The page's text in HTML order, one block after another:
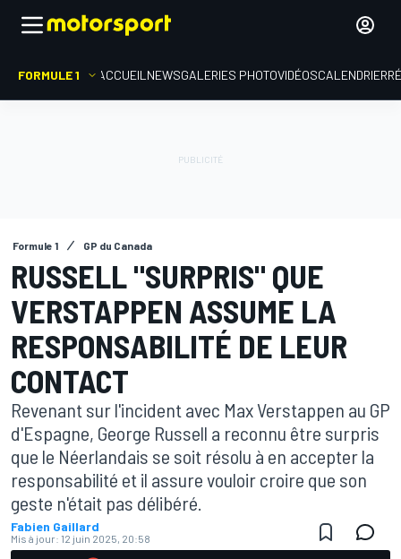
FORMULE 1 ACCUEIL NEWSGALERIES PHOTOVIDÉOSCALENDRIER
Formule 1 GP du Canada
RUSSELL "SURPRIS" QUE
VERSTAPPEN ASSUME LA
RESPONSABILITÉ DE LEUR
CONTACT
Revenant sur l'incident avec Max Verstappen au GP
d'Espagne, George Russell a reconnu être surpris
que le Néerlandais se soit résolu à en accepter la
responsabilité et il assure vouloir croire que son
geste n'était pas délibéré.
Fabien Gaillard
Mis à jour: 12 juin 2025, 20:58